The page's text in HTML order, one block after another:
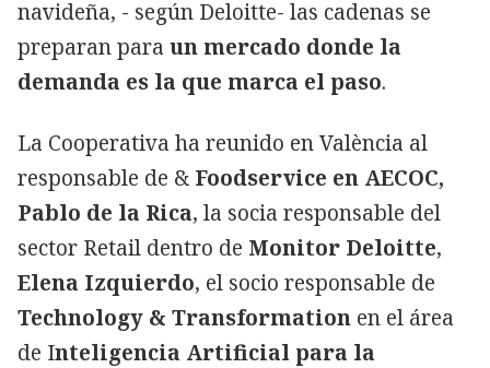
navideña, - según Deloitte- las cadenas se
preparan para un mercado donde la
demanda es la que marca el paso.
La Cooperativa ha reunido en València al
responsable de & Foodservice en AECOC,
Pablo de la Rica, la socia responsable del
sector Retail dentro de Monitor Deloitte,
Elena Izquierdo, el socio responsable de
Technology & Transformation en el área
de Inteligencia Artificial para la